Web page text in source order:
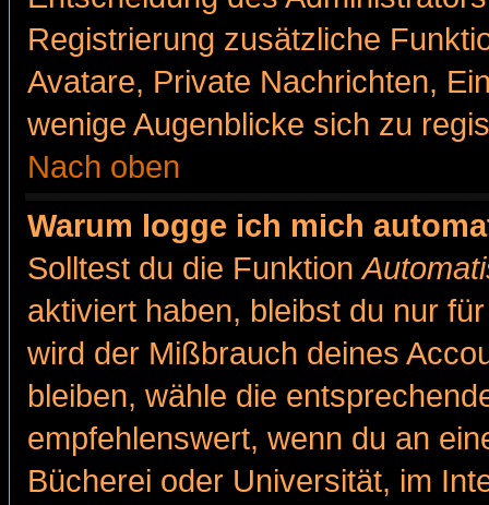
Registrierung zusätzliche
Avatare, Private Nachrichten,
wenige Augenblicke sich zu
Nach oben
Warum logge ich mich
Solltest du die Funktion
aktiviert haben, bleibst du nur
wird der Mißbrauch deines
bleiben, wähle die
empfehlenswert, wenn du an
Bücherei oder Universität, im